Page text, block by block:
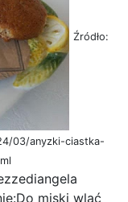
Źródło:
03/anyzki-ciastka-
miski wlać